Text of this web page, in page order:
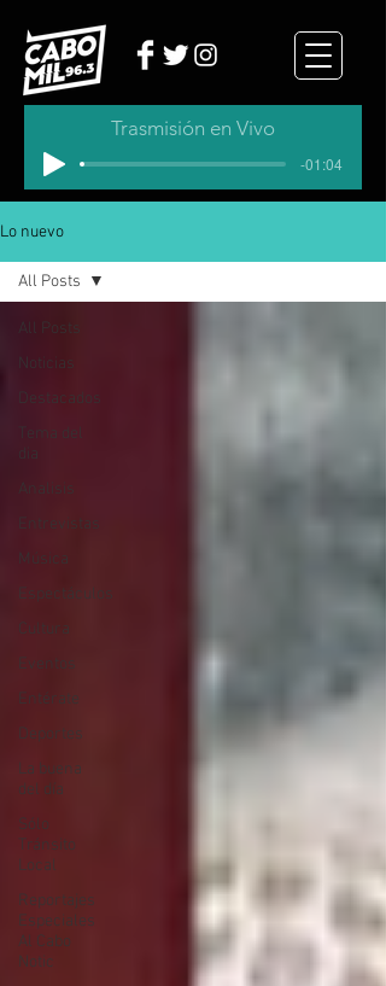
Trasmisión en Vivo
-01:04
Lo nuevo
All Posts
Noticias
Destacados
Tema del
dia
Entrevistas
Música
Espectáculos
Cultura
Eventos
Entérate
Deportes
La buena
del día
Sólo
Tránsito
Local
Reportajes
Especiales
Al Cabo
Notic
All Posts